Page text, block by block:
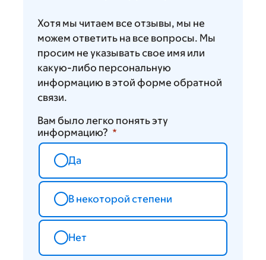
Хотя мы читаем все отзывы, мы не
можем ответить на все вопросы. Мы
просим не указывать свое имя или
какую-либо персональную
информацию в этой форме обратной
связи.
Вам было легко понять эту
информацию?
Да
В некоторой степени
Нет